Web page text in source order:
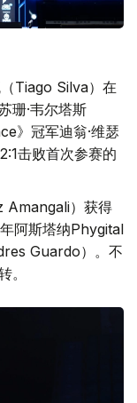
Tiago Silva）在
珊·韦尔塔斯
》冠军迪翁·维瑟
击败首次参赛的
Amangali）获得
阿斯塔纳Phygital
Guardo）。不
。